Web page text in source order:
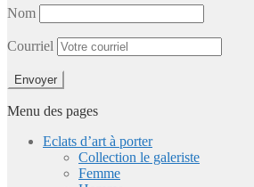
Nom
Courriel
Menu des pages
Eclats d’art à porter
Collection le galeriste
Femme